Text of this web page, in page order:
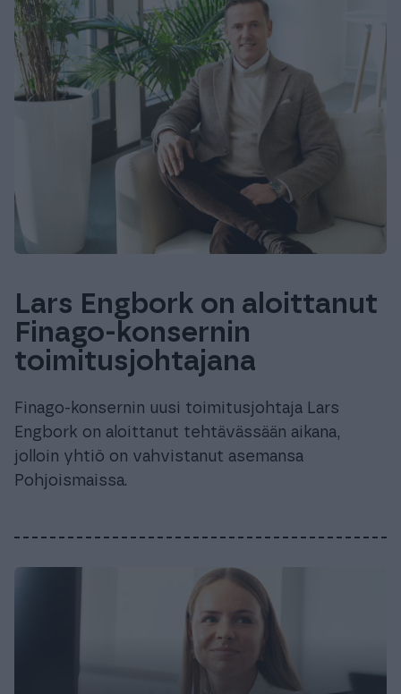
Lars Engbork on aloittanut
Finago-konsernin
toimitusjohtajana
Finago-konsernin uusi toimitusjohtaja Lars
Engbork on aloittanut tehtävässään aikana,
jolloin yhtiö on vahvistanut asemansa
Pohjoismaissa.